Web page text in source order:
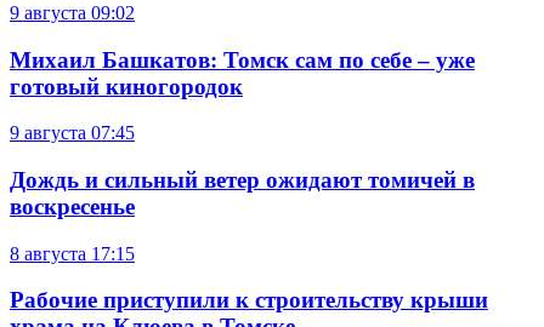
9 августа 09:02
Михаил Башкатов: Томск сам по себе – уже
готовый киногородок
9 августа 07:45
Дождь и сильный ветер ожидают томичей в
воскресенье
8 августа 17:15
Рабочие приступили к строительству крыши